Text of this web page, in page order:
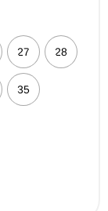
27 28
35